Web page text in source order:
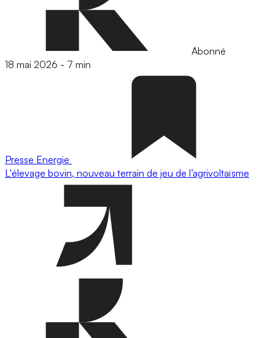
Abonné
18 mai 2026 - 7 min
Presse Energie
L'élevage bovin, nouveau terrain de jeu de l’agrivoltaïsme